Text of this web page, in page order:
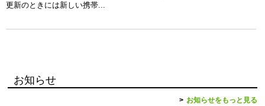
更新のときには新しい携帯...
お知らせ
お知らせをもっと見る